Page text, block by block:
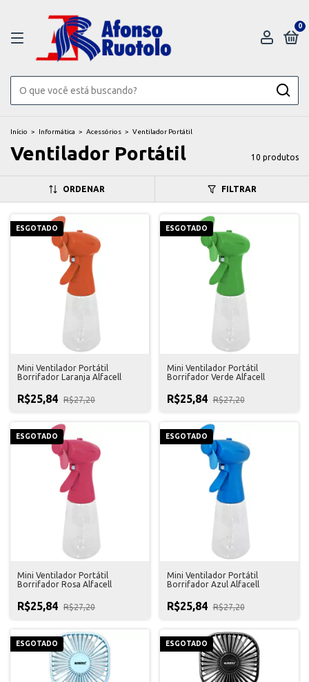
0
Início > Informática > Acessórios > Ventilador Portátil
Ventilador Portátil 10 produtos
ORDENAR FILTRAR
ESGOTADO
Mini Ventilador Portátil
Borrifador Laranja Alfacell
R$25,84 R$27,20
ESGOTADO
Mini Ventilador Portátil
Borrifador Verde Alfacell
R$25,84 R$27,20
ESGOTADO
Mini Ventilador Portátil
Borrifador Rosa Alfacell
R$25,84 R$27,20
ESGOTADO
Mini Ventilador Portátil
Borrifador Azul Alfacell
R$25,84 R$27,20
ESGOTADO ESGOTADO